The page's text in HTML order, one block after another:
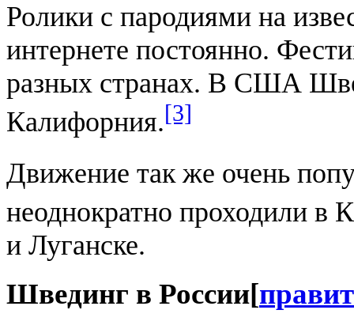
Ролики с пародиями на
интернете постоянно.
разных странах. В США
Калифорния.[3]
Движение так же очень
неоднократно проходили в
и Луганске.
Швединг в России[